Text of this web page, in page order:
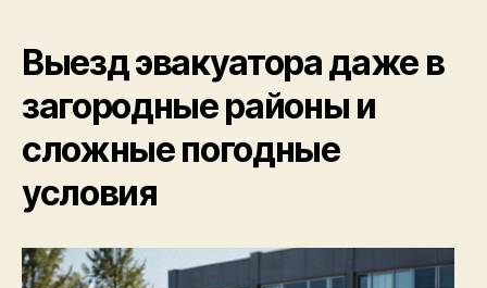
помощь
в
разных
Выезд эвакуатора даже в
загородные районы и
сложные погодные
условия